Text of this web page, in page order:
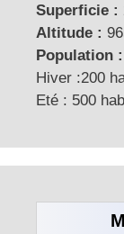
Superficie :
Altitude :
Population :
Hiver :200
Eté : 500